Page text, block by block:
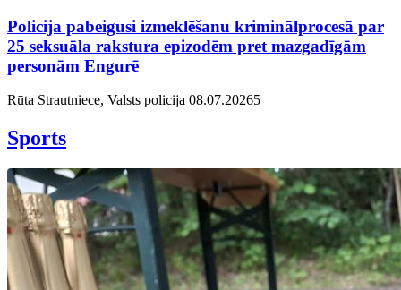
Policija pabeigusi izmeklēšanu kriminālprocesā par
25 seksuāla rakstura epizodēm pret mazgadīgām
personām Engurē
Rūta Strautniece, Valsts policija 08.07.20265
Sports